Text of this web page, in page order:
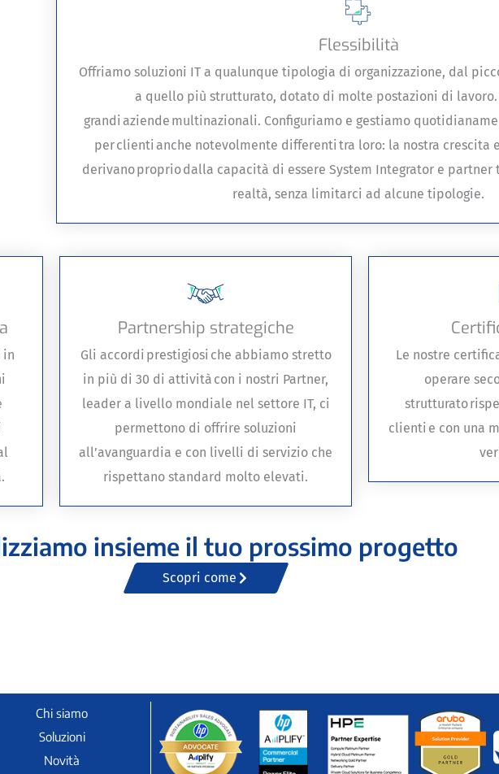
Flessibilità
Offriamo soluzioni IT a qualunque tipologia di organizzazione, dal
a quello più strutturato, dotato di molte postazioni di lavoro.
grandi aziende multinazionali. Configuriamo e gestiamo
per clienti anche notevolmente differenti tra loro: la nostra crescita
derivano proprio dalla capacità di essere System Integrator e
realtà, senza limitarci ad alcune tipologie.
in
Partnership strategiche
Gli accordi prestigiosi che abbiamo stretto
in più di 30 di attività con i nostri Partner,
leader a livello mondiale nel settore IT, ci
permettono di offrire soluzioni
all’avanguardia e con livelli di servizio che
rispettano standard molto elevati.
Le nostre
operare
strutturato
clienti e con una
insieme il tuo prossimo progetto
Scopri come
Chi siamo
Soluzioni
Novità